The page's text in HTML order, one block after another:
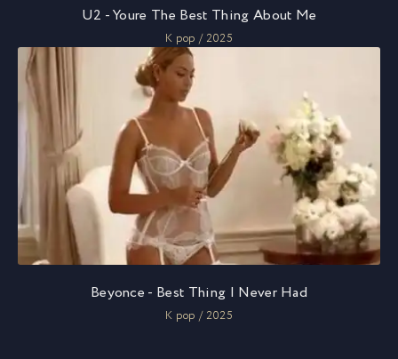
U2 - Youre The Best Thing About Me
K pop / 2025
Beyonce - Best Thing I Never Had
K pop / 2025